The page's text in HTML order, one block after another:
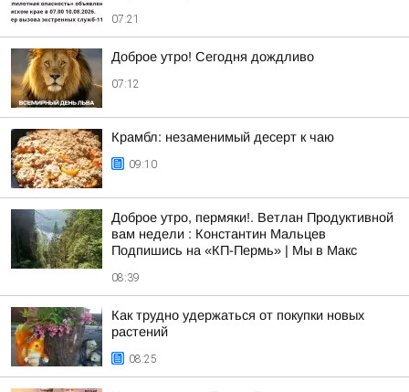
07:21
Доброе утро! Сегодня дождливо
07:12
Крамбл: незаменимый десерт к чаю
09:10
Доброе утро, пермяки!. Ветлан Продуктивной
вам недели : Константин Мальцев
Подпишись на «КП-Пермь» | Мы в Maкс
08:39
Как трудно удержаться от покупки новых
растений
08:25